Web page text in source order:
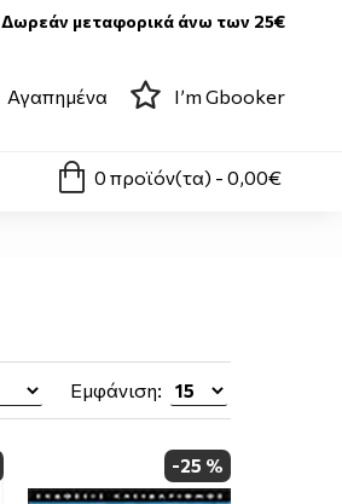
Δωρεάν μεταφορικά άνω των 25€
Αγαπημένα I’m Gbooker
0 προϊόν(τα) - 0,00€
Εμφάνιση:
-25 %